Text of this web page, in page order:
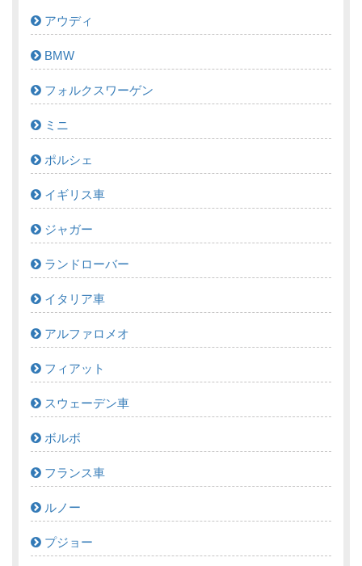
アウディ
BMW
フォルクスワーゲン
ミニ
ポルシェ
イギリス車
ジャガー
ランドローバー
イタリア車
アルファロメオ
フィアット
スウェーデン車
ボルボ
フランス車
ルノー
プジョー